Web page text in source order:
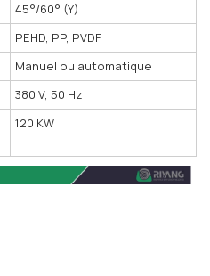
45°/60° (Y)
PEHD, PP, PVDF
Manuel ou automatique
380 V, 50 Hz
120 KW